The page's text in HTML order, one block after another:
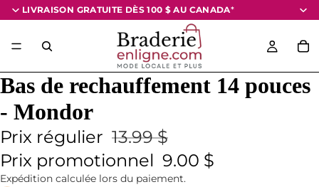
LIVRAISON GRATUITE DÈS 100 $ AU CANADA*
Bas de rechauffement 14 pouces
- Mondor
Prix régulier 13.99 $
Prix promotionnel 9.00 $
Expédition calculée lors du paiement.